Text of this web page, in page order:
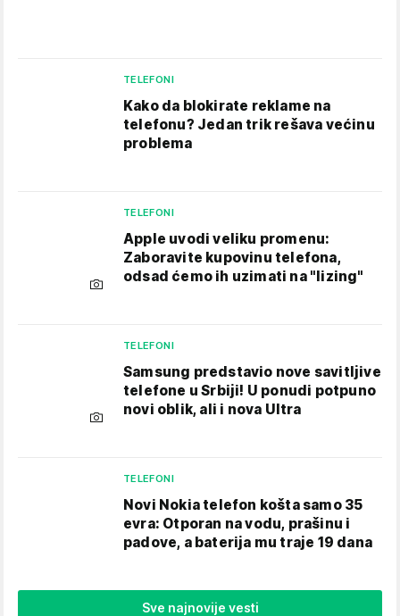
TELEFONI
Kako da blokirate reklame na
telefonu​? Jedan trik rešava većinu
problema
TELEFONI
Apple uvodi veliku promenu:
Zaboravite kupovinu telefona,
odsad ćemo ih uzimati na "lizing"
TELEFONI
Samsung predstavio nove savitljive
telefone u Srbiji! U ponudi potpuno
novi oblik, ali i nova Ultra
TELEFONI
Novi Nokia telefon košta samo 35
evra: Otporan na vodu, prašinu i
padove, a baterija mu traje 19 dana
Sve najnovije vesti